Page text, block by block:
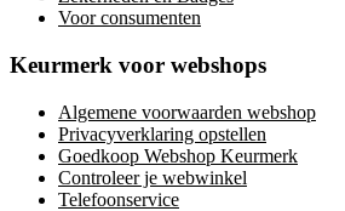
Voor consumenten
Keurmerk voor webshops
Algemene voorwaarden webshop
Privacyverklaring opstellen
Goedkoop Webshop Keurmerk
Controleer je webwinkel
Telefoonservice